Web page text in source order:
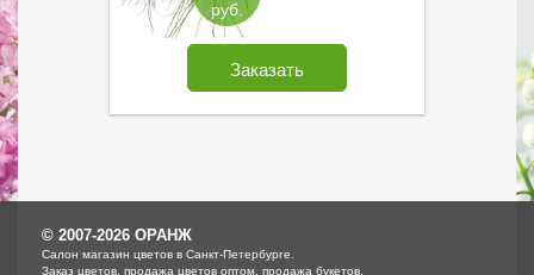
руб.
Заказать
© 2007-2026 ОРАНЖ
Cалон магазин цветов в Санкт-Петербурге.
Заказ цветов, продажа цветов оптом, продажа букетов.